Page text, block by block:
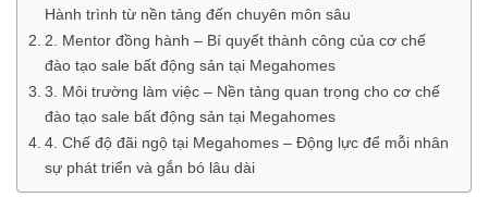
Hành trình từ nền tảng đến chuyên môn sâu
2. Mentor đồng hành – Bí quyết thành công của cơ chế
đào tạo sale bất động sản tại Megahomes
3. Môi trường làm việc – Nền tảng quan trọng cho cơ chế
đào tạo sale bất động sản tại Megahomes
4. Chế độ đãi ngộ tại Megahomes – Động lực để mỗi nhân
sự phát triển và gắn bó lâu dài